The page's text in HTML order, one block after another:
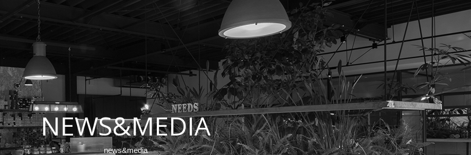
NEWS&MEDIA
news&media